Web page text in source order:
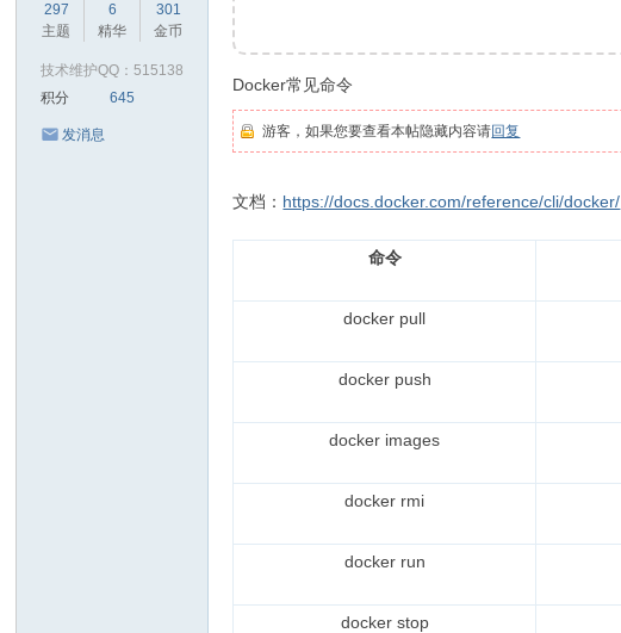
297
主题
6
精华
301
金币
技术维护QQ：515138
积分
645
发消息
Docker常见命令
游客，如果您要查看本帖隐藏内容请回复
文档： https://docs.docker.com/reference/cli/docker/
命令
docker pull
docker push
docker images
docker rmi
docker run
docker stop